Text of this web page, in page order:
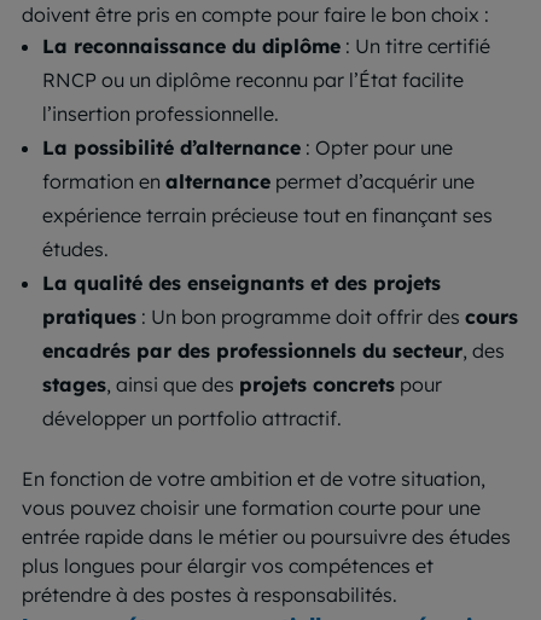
doivent être pris en compte pour faire le bon choix :
La reconnaissance du diplôme : Un titre certifié
RNCP ou un diplôme reconnu par l’État facilite
l’insertion professionnelle.
La possibilité d’alternance : Opter pour une
formation en alternance permet d’acquérir une
expérience terrain précieuse tout en finançant ses
études.
La qualité des enseignants et des projets
pratiques : Un bon programme doit offrir des cours
encadrés par des professionnels du secteur, des
stages, ainsi que des projets concrets pour
développer un portfolio attractif.
En fonction de votre ambition et de votre situation,
vous pouvez choisir une formation courte pour une
entrée rapide dans le métier ou poursuivre des études
plus longues pour élargir vos compétences et
prétendre à des postes à responsabilités.